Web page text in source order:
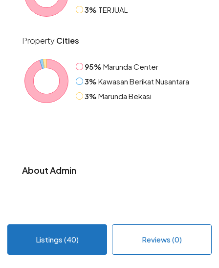
3% TERJUAL
Property Cities
95% Marunda Center
3% Kawasan Berikat Nusantara
3% Marunda Bekasi
About Admin
Listings (40) Reviews (0)